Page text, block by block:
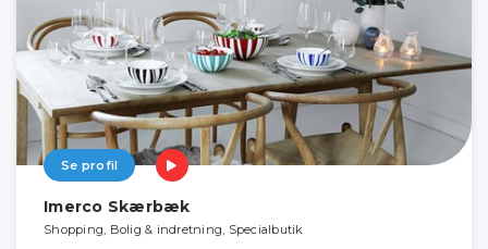
Se profil
Imerco Skærbæk
Shopping, Bolig & indretning, Specialbutik